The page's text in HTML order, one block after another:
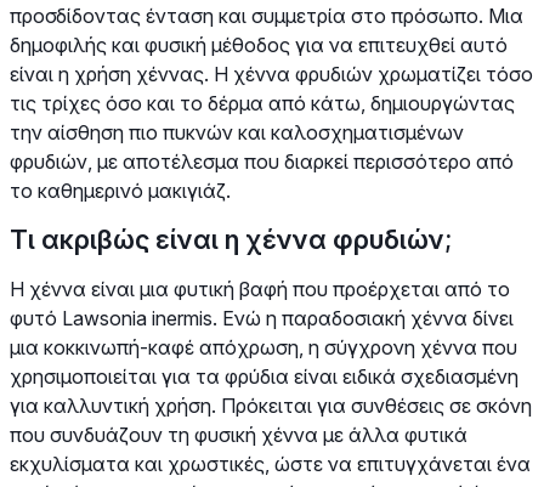
προσδίδοντας ένταση και συμμετρία στο πρόσωπο. Μια
δημοφιλής και φυσική μέθοδος για να επιτευχθεί αυτό
είναι η χρήση χέννας. Η χέννα φρυδιών χρωματίζει τόσο
τις τρίχες όσο και το δέρμα από κάτω, δημιουργώντας
την αίσθηση πιο πυκνών και καλοσχηματισμένων
φρυδιών, με αποτέλεσμα που διαρκεί περισσότερο από
το καθημερινό μακιγιάζ.
Τι ακριβώς είναι η χέννα φρυδιών;
Η χέννα είναι μια φυτική βαφή που προέρχεται από το
φυτό Lawsonia inermis. Ενώ η παραδοσιακή χέννα δίνει
μια κοκκινωπή-καφέ απόχρωση, η σύγχρονη χέννα που
χρησιμοποιείται για τα φρύδια είναι ειδικά σχεδιασμένη
για καλλυντική χρήση. Πρόκειται για συνθέσεις σε σκόνη
που συνδυάζουν τη φυσική χέννα με άλλα φυτικά
εκχυλίσματα και χρωστικές, ώστε να επιτυγχάνεται ένα